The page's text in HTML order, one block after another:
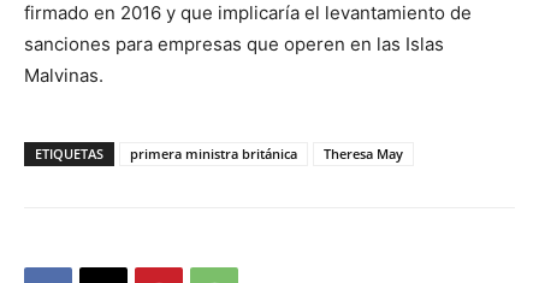
firmado en 2016 y que implicaría el levantamiento de
sanciones para empresas que operen en las Islas
Malvinas.
ETIQUETAS primera ministra británica Theresa May